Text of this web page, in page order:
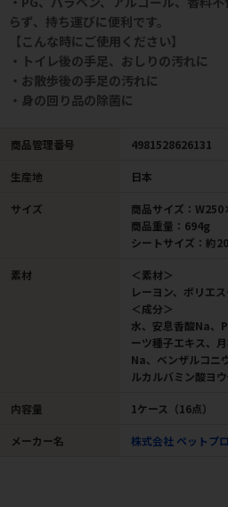
らず、持ち運びに便利です。
【こんな時にご使用ください】
・トイレ後の手足、おしりの汚れに
・お散歩後の手足の汚れに
・身の回り品の除菌に
商品管理番号 4981528626131
生産地 日本
サイズ
商品サイズ：
商品重量：694g
シートサイズ：約
素材
＜素材＞
レーヨン、ポリエ
＜成分＞
水、安息香酸Na、
ーツ種子エキス、
Na、ベンザルコニ
ルカルバミン酸ヨ
内容量 1ケース（16点）
メーカー名 株式会社 ペットプ